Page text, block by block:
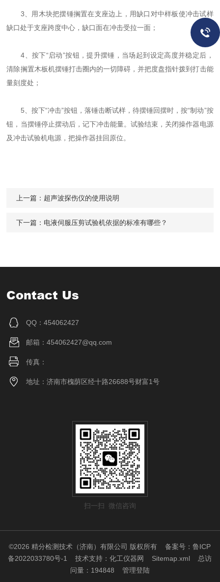
3、用木块把摆锤搁置在支座边上，用缺口对中样板使冲击试样
缺口处于支座跨度中心，缺口面在冲击受拉一面；
4、按下“启动”按钮，提升摆锤，当场起到设定高度并稳定后，
清除搁置木板机摆锤打击圈内的一切障碍，并把度盘指针拨到打击能
量刻度处；
5、按下“冲击”按钮，落锤击断试样，待摆锤回摆时，按“制动”按
钮，当摆锤停止摆动后，记下冲击能量。试验结束，关闭操作器电源
及冲击试验机电源，把操作器挂回原位。
上一篇： 超声波探伤仪的使用说明
下一篇： 电液伺服压剪试验机依据的标准有哪些？
Contact Us
QQ：454062427
邮箱：454062427@qq.com
传真：
地址：济南市槐荫区经十路26688号财富1号
扫一扫 微信咨询
©2026 精分检测技术（济南）有限公司 版权所有备案号：鲁ICP
备2022033780号-1
技术支持：化工仪器网 Sitemap.xml 总访
问量：194848 管理登陆